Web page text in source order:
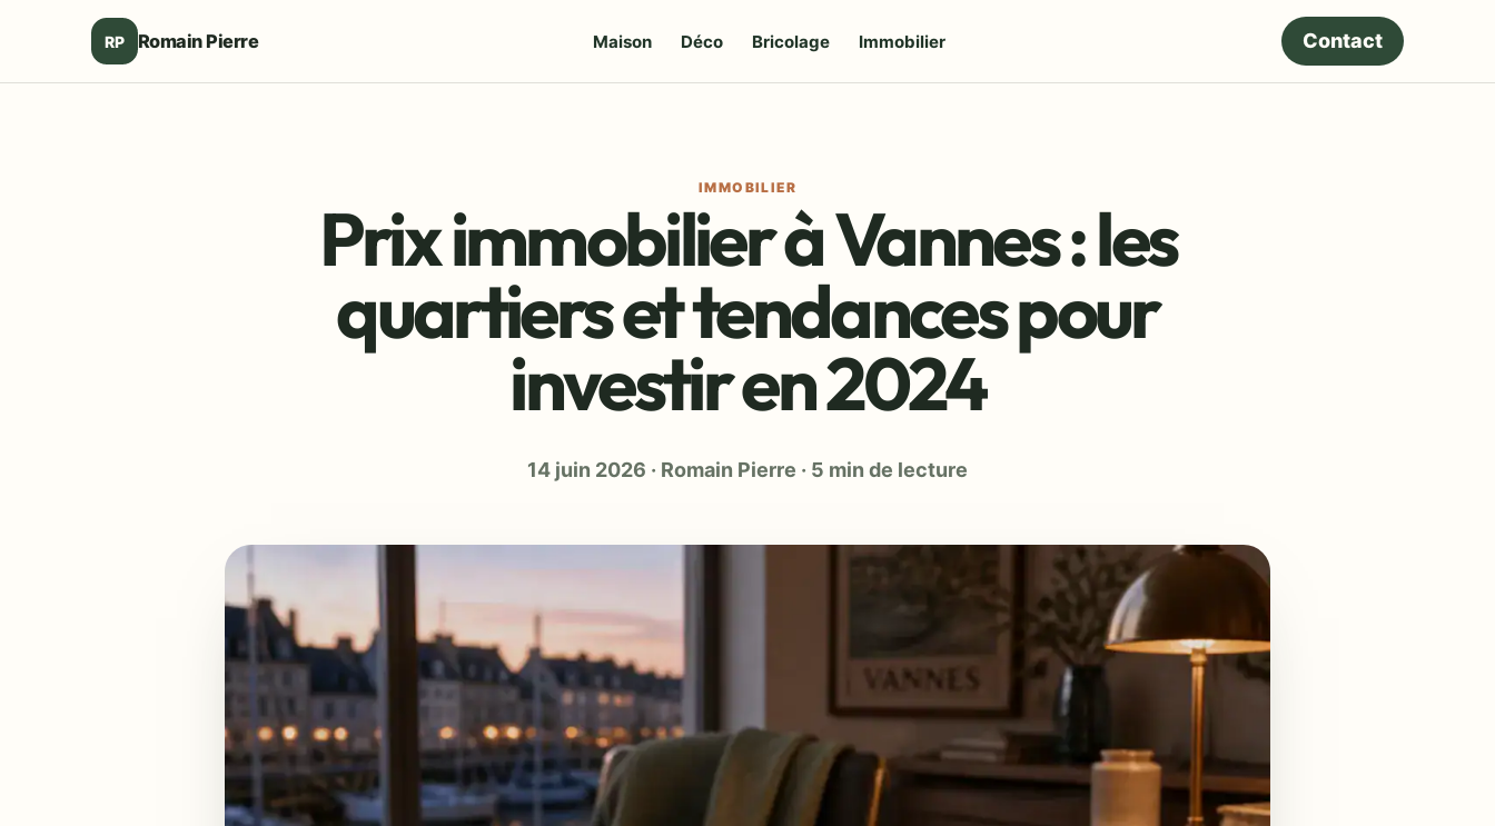
RP Romain Pierre Maison Déco Bricolage Immobilier Contact
IMMOBILIER
Prix immobilier à Vannes : les
quartiers et tendances pour
investir en 2024
14 juin 2026 · Romain Pierre · 5 min de lecture